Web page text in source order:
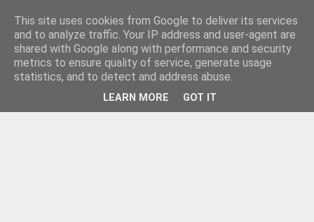
This site uses cookies from Google to deliver its services
and to analyze traffic. Your IP address and user-agent are
shared with Google along with performance and security
metrics to ensure quality of service, generate usage
statistics, and to detect and address abuse.
LEARN MORE GOT IT